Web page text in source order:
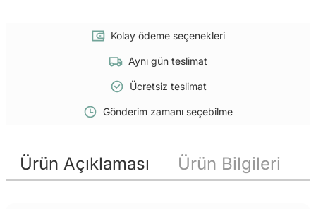
Kolay ödeme seçenekleri
Aynı gün teslimat
Ücretsiz teslimat
Gönderim zamanı seçebilme
Ürün Açıklaması Ürün Bilgileri